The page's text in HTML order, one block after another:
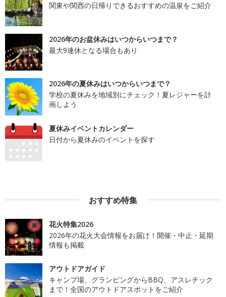
関東や関西の日帰りできるおすすめの温泉をご紹介
2026年のお盆休みはいつからいつまで？
最大9連休となる場合もあり
2026年の夏休みはいつからいつまで？
学校の夏休みを地域別にチェック！夏レジャーを計
画しよう
夏休みイベントカレンダー
日付から夏休みのイベントを探す
おすすめ特集
花火特集2026
2026年の花火大会情報をお届け！開催・中止・延期
情報も掲載
アウトドアガイド
キャンプ場、グランピングからBBQ、アスレチック
まで！全国のアウトドアスポットをご紹介